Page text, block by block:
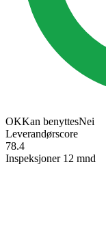
OKKan benyttesNei
Leverandørscore
78.4
Inspeksjoner 12 mnd